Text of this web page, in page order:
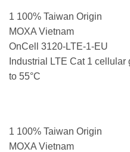
1 100% Taiwan Origin
MOXA Vietnam
OnCell 3120-LTE-1-EU
Industrial LTE Cat 1
to 55°C
1 100% Taiwan Origin
MOXA Vietnam